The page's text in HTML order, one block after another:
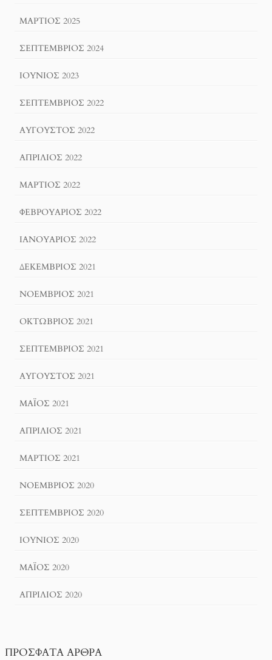
ΜΆΡΤΙΟΣ 2025
ΣΕΠΤΈΜΒΡΙΟΣ 2024
ΙΟΎΝΙΟΣ 2023
ΣΕΠΤΈΜΒΡΙΟΣ 2022
ΑΎΓΟΥΣΤΟΣ 2022
ΑΠΡΊΛΙΟΣ 2022
ΜΆΡΤΙΟΣ 2022
ΦΕΒΡΟΥΆΡΙΟΣ 2022
ΙΑΝΟΥΆΡΙΟΣ 2022
ΔΕΚΈΜΒΡΙΟΣ 2021
ΝΟΈΜΒΡΙΟΣ 2021
ΟΚΤΏΒΡΙΟΣ 2021
ΣΕΠΤΈΜΒΡΙΟΣ 2021
ΑΎΓΟΥΣΤΟΣ 2021
ΜΆΙΟΣ 2021
ΑΠΡΊΛΙΟΣ 2021
ΜΆΡΤΙΟΣ 2021
ΝΟΈΜΒΡΙΟΣ 2020
ΣΕΠΤΈΜΒΡΙΟΣ 2020
ΙΟΎΝΙΟΣ 2020
ΜΆΙΟΣ 2020
ΑΠΡΊΛΙΟΣ 2020
ΠΡΌΣΦΑΤΑ ΆΡΘΡΑ